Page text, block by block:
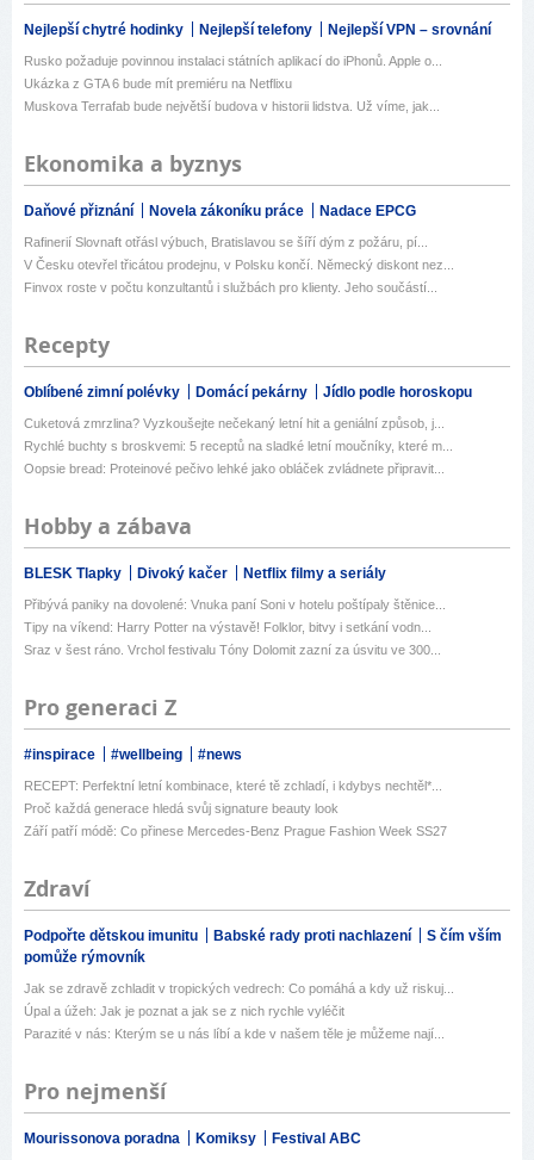
Nejlepší chytré hodinky Nejlepší telefony Nejlepší VPN – srovnání
Rusko požaduje povinnou instalaci státních aplikací do iPhonů. Apple o...
Ukázka z GTA 6 bude mít premiéru na Netflixu
Muskova Terrafab bude největší budova v historii lidstva. Už víme, jak...
Ekonomika a byznys
Daňové přiznání Novela zákoníku práce Nadace EPCG
Rafinerií Slovnaft otřásl výbuch, Bratislavou se šíří dým z požáru, pí...
V Česku otevřel třicátou prodejnu, v Polsku končí. Německý diskont nez...
Finvox roste v počtu konzultantů i službách pro klienty. Jeho součástí...
Recepty
Oblíbené zimní polévky Domácí pekárny Jídlo podle horoskopu
Cuketová zmrzlina? Vyzkoušejte nečekaný letní hit a geniální způsob, j...
Rychlé buchty s broskvemi: 5 receptů na sladké letní moučníky, které m...
Oopsie bread: Proteinové pečivo lehké jako obláček zvládnete připravit...
Hobby a zábava
BLESK Tlapky Divoký kačer Netflix filmy a seriály
Přibývá paniky na dovolené: Vnuka paní Soni v hotelu poštípaly štěnice...
Tipy na víkend: Harry Potter na výstavě! Folklor, bitvy i setkání vodn...
Sraz v šest ráno. Vrchol festivalu Tóny Dolomit zazní za úsvitu ve 300...
Pro generaci Z
#inspirace #wellbeing #news
RECEPT: Perfektní letní kombinace, které tě zchladí, i kdybys nechtěl*...
Proč každá generace hledá svůj signature beauty look
Září patří módě: Co přinese Mercedes-Benz Prague Fashion Week SS27
Zdraví
Podpořte dětskou imunitu Babské rady proti nachlazení
S čím vším
pomůže rýmovník
Jak se zdravě zchladit v tropických vedrech: Co pomáhá a kdy už riskuj...
Úpal a úžeh: Jak je poznat a jak se z nich rychle vyléčit
Parazité v nás: Kterým se u nás líbí a kde v našem těle je můžeme nají...
Pro nejmenší
Mourissonova poradna Komiksy Festival ABC